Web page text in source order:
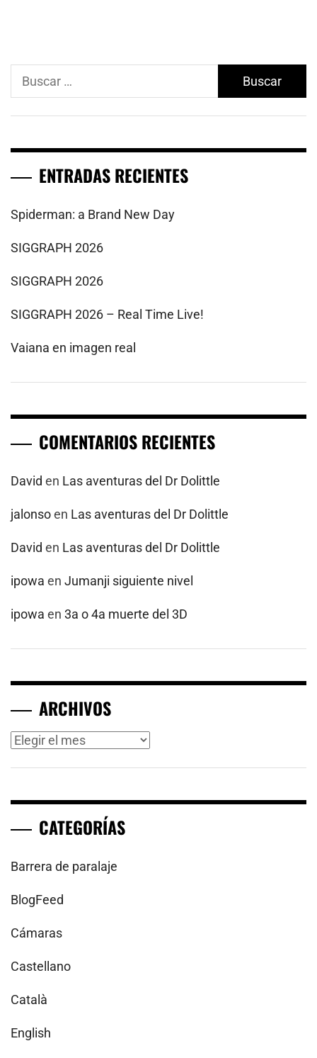
Buscar:
ENTRADAS RECIENTES
Spiderman: a Brand New Day
SIGGRAPH 2026
SIGGRAPH 2026
SIGGRAPH 2026 – Real Time Live!
Vaiana en imagen real
COMENTARIOS RECIENTES
David en Las aventuras del Dr Dolittle
jalonsoen Las aventuras del Dr Dolittle
David en Las aventuras del Dr Dolittle
ipowa en Jumanji siguiente nivel
ipowa en 3a o 4a muerte del 3D
ARCHIVOS
Archivos
CATEGORÍAS
Barrera de paralaje
BlogFeed
Cámaras
Castellano
Català
English